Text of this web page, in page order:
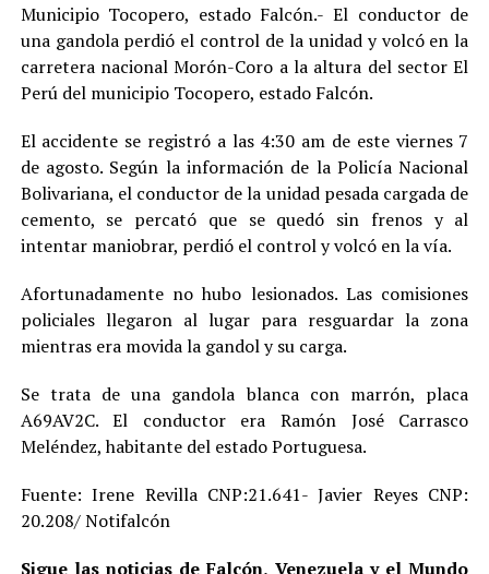
Municipio Tocopero, estado Falcón.- El conductor de
una gandola perdió el control de la unidad y volcó en la
carretera nacional Morón-Coro a la altura del sector El
Perú del municipio Tocopero, estado Falcón.
El accidente se registró a las 4:30 am de este viernes 7
de agosto. Según la información de la Policía Nacional
Bolivariana, el conductor de la unidad pesada cargada de
cemento, se percató que se quedó sin frenos y al
intentar maniobrar, perdió el control y volcó en la vía.
Afortunadamente no hubo lesionados. Las comisiones
policiales llegaron al lugar para resguardar la zona
mientras era movida la gandol y su carga.
Se trata de una gandola blanca con marrón, placa
A69AV2C. El conductor era Ramón José Carrasco
Meléndez, habitante del estado Portuguesa.
Fuente: Irene Revilla CNP:21.641- Javier Reyes CNP:
20.208/ Notifalcón
Sigue las noticias de Falcón, Venezuela y el Mundo